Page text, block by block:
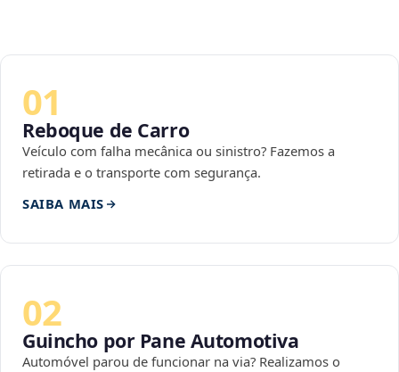
01
Reboque de Carro
Veículo com falha mecânica ou sinistro? Fazemos a
retirada e o transporte com segurança.
SAIBA MAIS
02
Guincho por Pane Automotiva
Automóvel parou de funcionar na via? Realizamos o